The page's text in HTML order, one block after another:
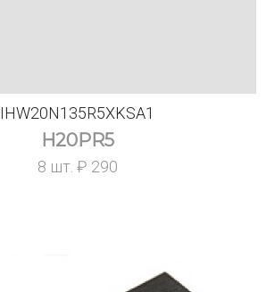
IHW20N135R5XKSA1
H20PR5
8 шт. ₽ 290